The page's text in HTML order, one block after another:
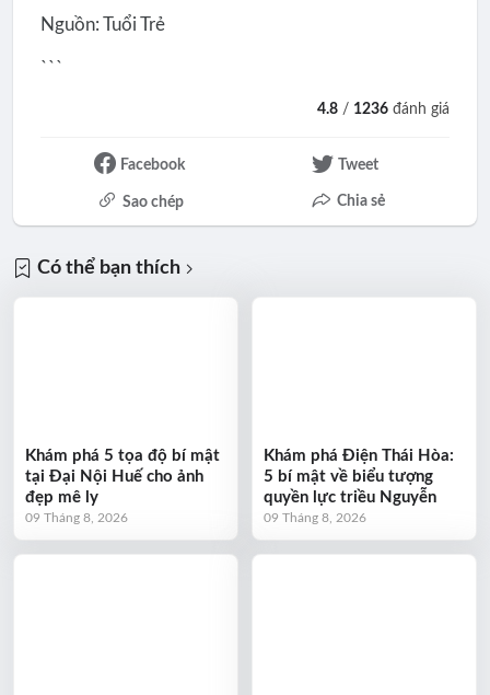
Nguồn: Tuổi Trẻ
```
4.8 / 1236 đánh giá
Facebook Tweet
Sao chép Chia sẻ
Có thể bạn thích
Khám phá 5 tọa độ bí mật
tại Đại Nội Huế cho ảnh
đẹp mê ly
09 Tháng 8, 2026
Khám phá Điện Thái Hòa:
5 bí mật về biểu tượng
quyền lực triều Nguyễn
09 Tháng 8, 2026